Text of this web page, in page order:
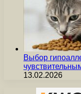
Выбор
13.02.2026